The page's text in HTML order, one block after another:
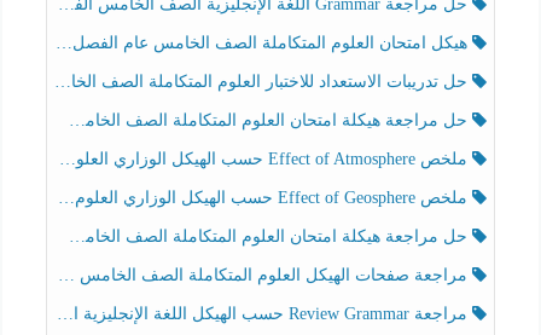
حل مراجعة Grammar اللغة الإنجليزية الصف الخامس الفصل الثالث
هيكل امتحان العلوم المتكاملة الصف الخامس عام الفصل الدراسي الثالث 2025-2026
حل تدريبات الاستعداد للاختبار العلوم المتكاملة الصف الخامس عام الفصل الثالث
حل مراجعة هيكلة امتحان العلوم المتكاملة الصف الخامس انسبير الفصل الثالث
ملخص Effect of Atmosphere حسب الهيكل الوزاري العلوم المتكاملة الصف الخامس انسبير الفصل الثالث
ملخص Effect of Geosphere حسب الهيكل الوزاري العلوم المتكاملة الصف الخامس انسبير الفصل الثالث
حل مراجعة هيكلة امتحان العلوم المتكاملة الصف الخامس عام الفصل الثالث
مراجعة صفحات الهيكل العلوم المتكاملة الصف الخامس انسبير الفصل الثالث
مراجعة Review Grammar حسب الهيكل اللغة الإنجليزية الصف الخامس الفصل الثالث